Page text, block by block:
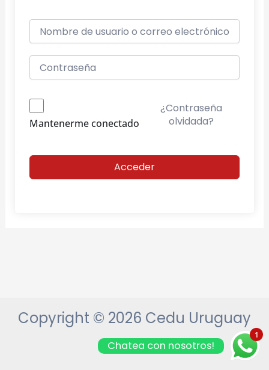
Mantenerme conectado
¿Contraseña
olvidada?
Acceder
Copyright © 2026 Cedu Uruguay
1
Chatea con nosotros!